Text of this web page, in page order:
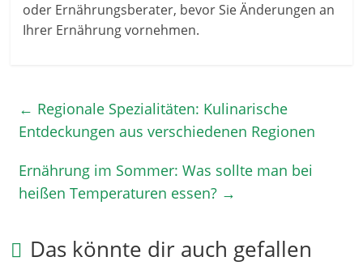
oder Ernährungsberater, bevor Sie Änderungen an
Ihrer Ernährung vornehmen.
← Regionale Spezialitäten: Kulinarische
Entdeckungen aus verschiedenen Regionen
Ernährung im Sommer: Was sollte man bei
heißen Temperaturen essen? →
Das könnte dir auch gefallen